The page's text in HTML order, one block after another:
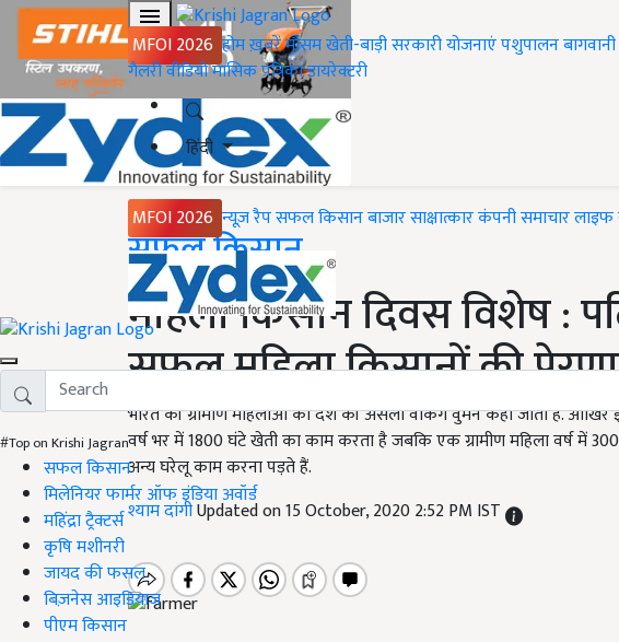
MFOI 2026 होमख़बरेंमौसमखेती-बाड़ीसरकारी योजनाएंपशुपालनबागवानी
गैलरीवीडियोमासिक पत्रिकाडायरेक्टरी
हिंदी
MFOI 2026 न्यूज़ रैपसफल किसानबाजारसाक्षात्कारकंपनी समाचारलाइफ
#Top on Krishi Jagran
सफल किसान
मिलेनियर फार्मर ऑफ इंडिया अवॉर्ड
महिंद्रा ट्रैक्टर्स
कृषि मशीनरी
जायद की फसल
बिज़नेस आइडियाज
पीएम किसान
Home
सफल किसान
महिला किसान दिवस विशेष :
सफल महिला किसानों की
भारत की ग्रामीण महिलाओं को देश की असली वर्किंग वुमन कहा जाता है.
वर्ष भर में 1800 घंटे खेती का काम करता है जबकि एक ग्रामीण महिला वर्ष में
अन्य घरेलू काम करना पड़ते हैं.
श्याम दांगीUpdated on 15 October, 2020 2:52 PM IST